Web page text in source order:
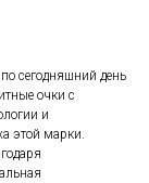
сегодняшний день
очки с
и
этой марки.